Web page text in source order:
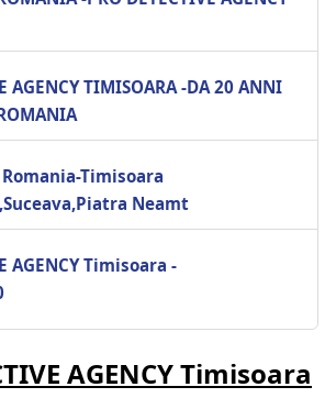
AGENCY TIMISOARA -DA 20 ANNI
Timisoara
Neamt
AGENCY Timisoara -
AGENCY Timisoara